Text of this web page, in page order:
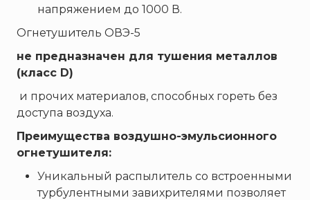
напряжением до 1000 В.
Огнетушитель ОВЭ-5
не предназначен для тушения металлов
(класс D)
и прочих материалов, способных гореть без
доступа воздуха.
Преимущества воздушно-эмульсионного
огнетушителя:
Уникальный распылитель со встроенными
турбулентными завихрителями позволяет